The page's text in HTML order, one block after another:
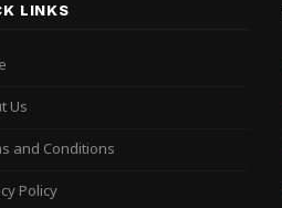
LINKS
Us
and Conditions
Policy